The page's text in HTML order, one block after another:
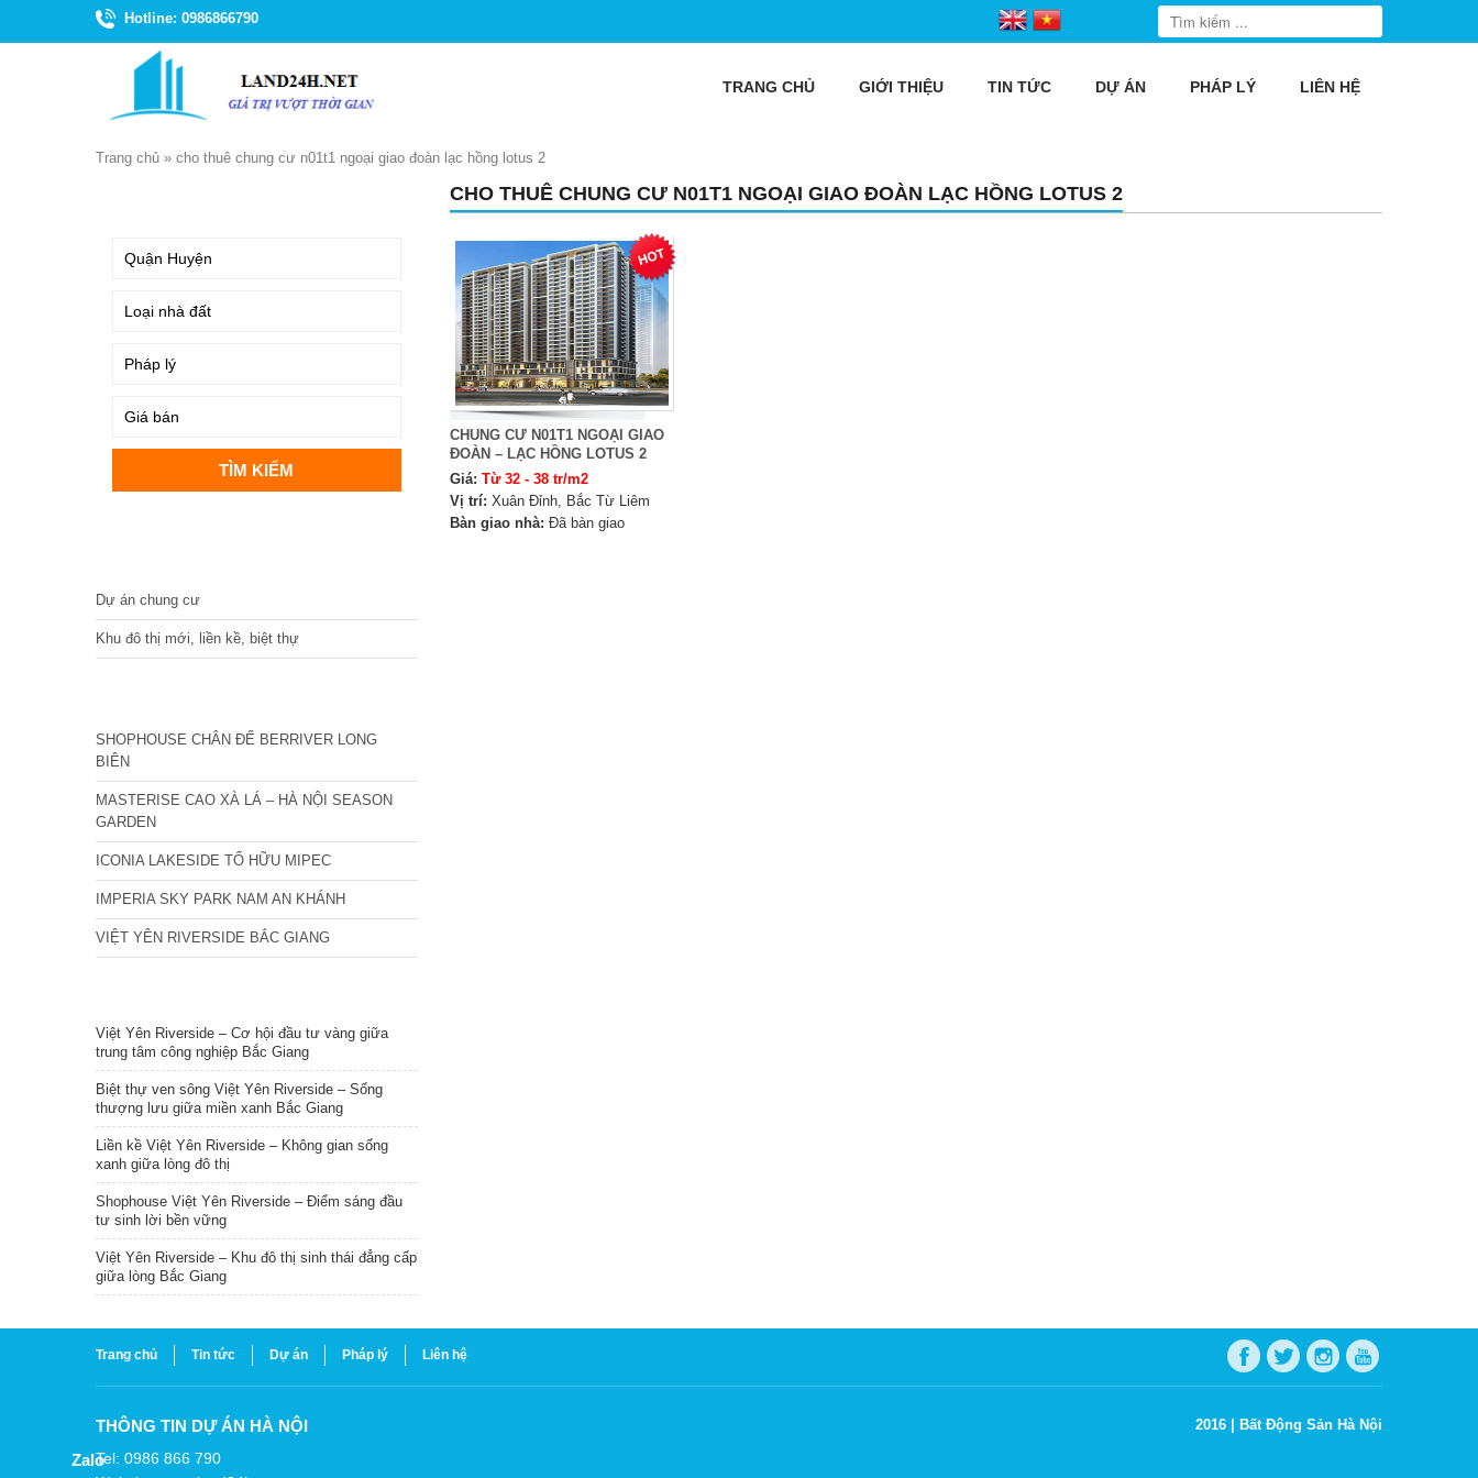
Hotline: 0986866790
TRANG CHỦ GIỚI THIỆU TIN TỨC DỰ ÁN PHÁP LÝ LIÊN HỆ
Trang chủ » cho thuê chung cư n01t1 ngoại giao đoàn lạc hồng lotus 2
CHO THUÊ CHUNG CƯ N01T1 NGOẠI GIAO ĐOÀN LẠC HỒNG LOTUS 2
CHUNG CƯ N01T1 NGOẠI GIAO
ĐOÀN – LẠC HỒNG LOTUS 2
Giá: Từ 32 - 38 tr/m2
Vị trí: Xuân Đỉnh, Bắc Từ Liêm
Bàn giao nhà: Đã bàn giao
Dự án chung cư
Khu đô thị mới, liền kề, biệt thự
SHOPHOUSE CHÂN ĐẾ BERRIVER LONG
BIÊN
MASTERISE CAO XÀ LÁ – HÀ NỘI SEASON
GARDEN
ICONIA LAKESIDE TỐ HỮU MIPEC
IMPERIA SKY PARK NAM AN KHÁNH
VIỆT YÊN RIVERSIDE BẮC GIANG
Việt Yên Riverside – Cơ hội đầu tư vàng giữa
trung tâm công nghiệp Bắc Giang
Biệt thự ven sông Việt Yên Riverside – Sống
thượng lưu giữa miền xanh Bắc Giang
Liền kề Việt Yên Riverside – Không gian sống
xanh giữa lòng đô thị
Shophouse Việt Yên Riverside – Điểm sáng đầu
tư sinh lời bền vững
Việt Yên Riverside – Khu đô thị sinh thái đẳng cấp
giữa lòng Bắc Giang
Trang chủ Tin tức Dự án Pháp lý Liên hệ
THÔNG TIN DỰ ÁN HÀ NỘI
Tel: 0986 866 790
2016 | Bất Động Sản Hà Nội
Zalo